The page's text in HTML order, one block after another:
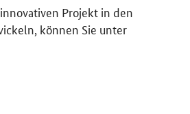
Projekt in den
können Sie unter